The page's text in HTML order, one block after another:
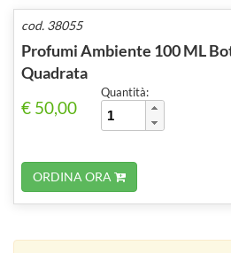
cod. 38055
Profumi Ambiente 100 ML
Quadrata
€ 50,00
Quantità:
ORDINA ORA